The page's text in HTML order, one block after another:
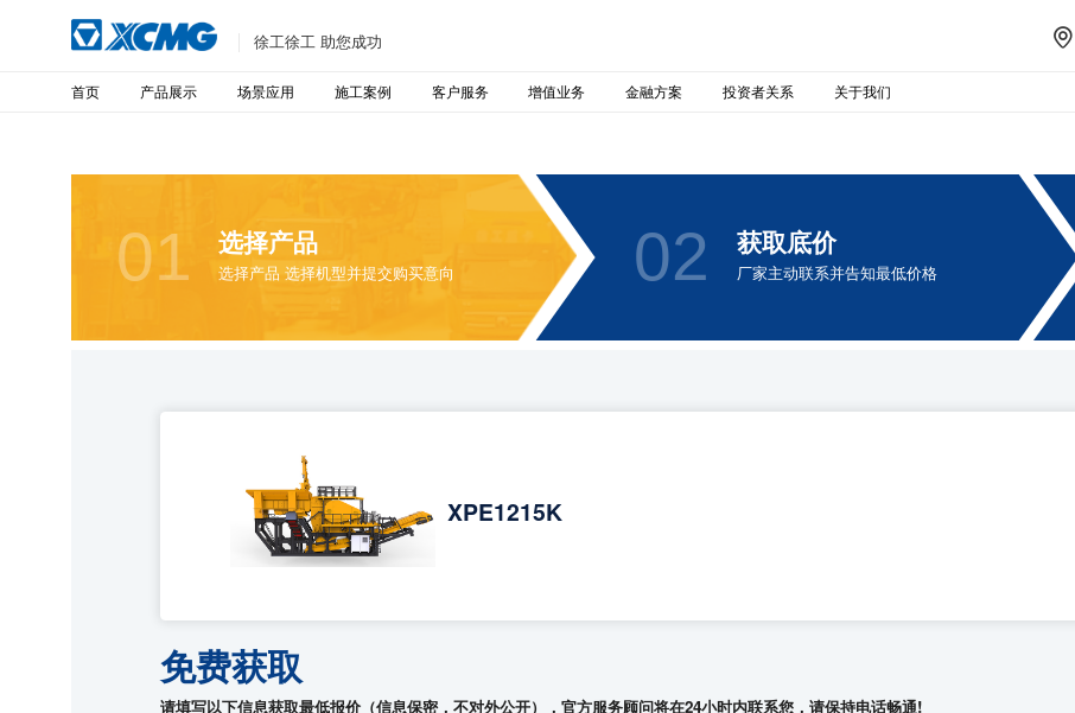
徐工徐工 助您成功 
首页 产品展示 场景应用 施工案例 客户服务 增值业务 金融方案 投资者关系 关于我们
01 选择产品
选择产品 选择机型并提交购买意向 02 获取底价
厂家主动联系并告知最低价格
XPE1215K
免费获取
请填写以下信息获取最低报价（信息保密，不对外公开），官方服务顾问将在24小时内联系您，请保持电话畅通!